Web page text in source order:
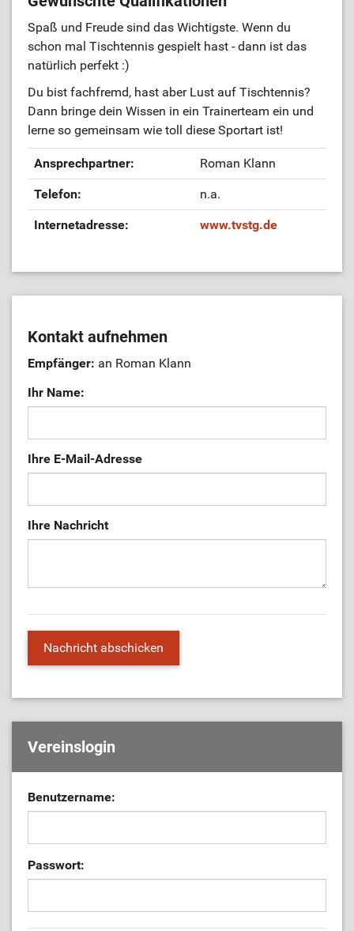
Spaß und Freude sind das Wichtigste. Wenn du
schon mal Tischtennis gespielt hast - dann ist das
natürlich perfekt :)
Du bist fachfremd, hast aber Lust auf Tischtennis?
Dann bringe dein Wissen in ein Trainerteam ein und
lerne so gemeinsam wie toll diese Sportart ist!
Ansprechpartner: Roman Klann
Telefon: n.a.
Internetadresse: www.tvstg.de
Kontakt aufnehmen
Empfänger: an Roman Klann
Ihr Name:
Ihre E-Mail-Adresse
Ihre Nachricht
Vereinslogin
Benutzername:
Passwort: